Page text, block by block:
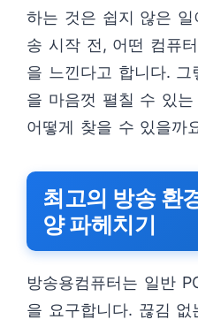
하는 것은 쉽지 않은
송 시작 전, 어떤 컴퓨
을 느낀다고 합니다. 그
을 마음껏 펼칠 수 있
어떻게 찾을 수 있을까
최고의 방송 환
양 파헤치기
방송용컴퓨터는 일반
을 요구합니다. 끊김